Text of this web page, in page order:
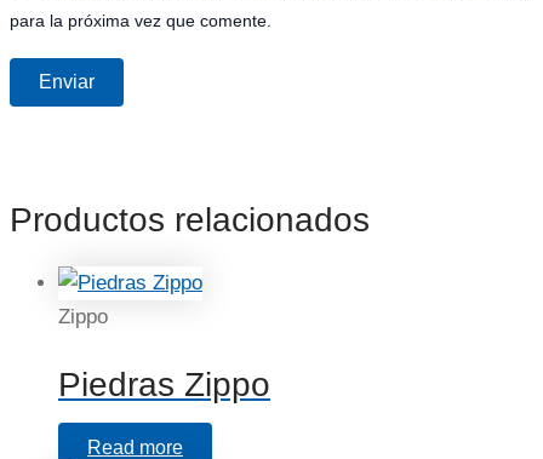
para la próxima vez que comente.
Productos relacionados
Zippo
Piedras Zippo
Read more